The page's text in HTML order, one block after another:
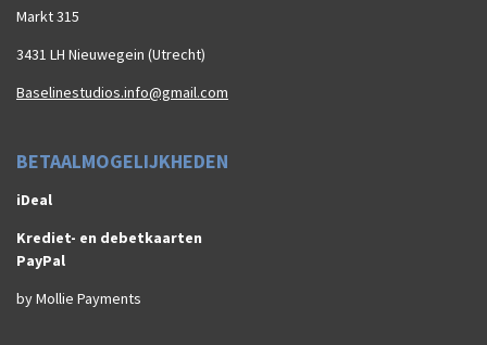
Markt 315
3431 LH Nieuwegein (Utrecht)
Baselinestudios.info@gmail.com
BETAALMOGELIJKHEDEN
iDeal
Krediet- en debetkaarten
PayPal
by Mollie Payments